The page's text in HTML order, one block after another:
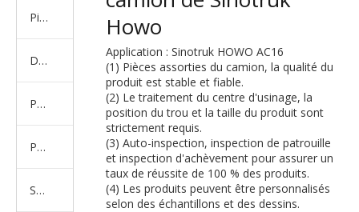
Pièces de rechange de machines d'ingénierie de camion minier
D'autres séries de camions
Produits d'essieux
Produits de support de châssis
Série de suspension équilibrée
Howo
Application : Sinotruk HOWO AC16
(1) Pièces assorties du camion, la qualité du
produit est stable et fiable.
(2) Le traitement du centre d'usinage, la
position du trou et la taille du produit sont
strictement requis.
(3) Auto-inspection, inspection de patrouille
et inspection d'achèvement pour assurer un
taux de réussite de 100 % des produits.
(4) Les produits peuvent être personnalisés
selon des échantillons et des dessins.